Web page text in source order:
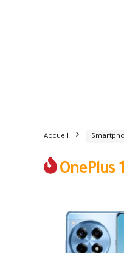
Accueil
OnePlus